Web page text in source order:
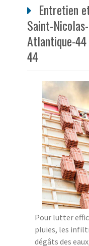
Entretien
Saint-
Atlantique-
44
Pour lutter
pluies, les
dégâts des